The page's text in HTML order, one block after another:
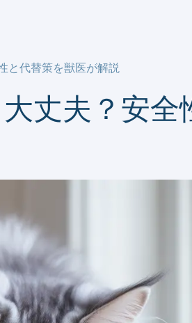
と代替策を獣医が解説
丈夫？安全